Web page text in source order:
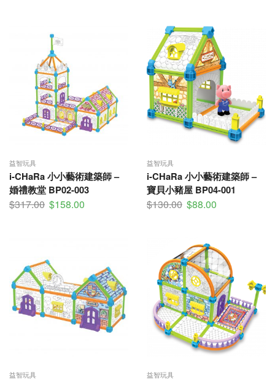
益智玩具
i-CHaRa 小小藝術建築師 –
婚禮教堂 BP02-003
$317.00 $158.00
益智玩具
i-CHaRa 小小藝術建築師 –
寶貝小豬屋 BP04-001
$130.00 $88.00
益智玩具 益智玩具